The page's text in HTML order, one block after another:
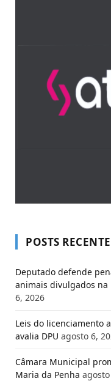
POSTS
Deputado defende
animais divulgados
6, 2026
Leis do licenciamento
avalia DPU agosto 6,
Câmara Municipal
Maria da Penha